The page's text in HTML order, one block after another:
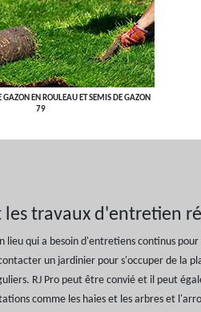
GAZON EN ROULEAU ET SEMIS DE GAZON
79
les travaux d'entretien
lieu qui a besoin d'entretiens continus
un jardinier pour s'occuper de la
RJ Pro peut être convié et il peut
comme les haies et les arbres et